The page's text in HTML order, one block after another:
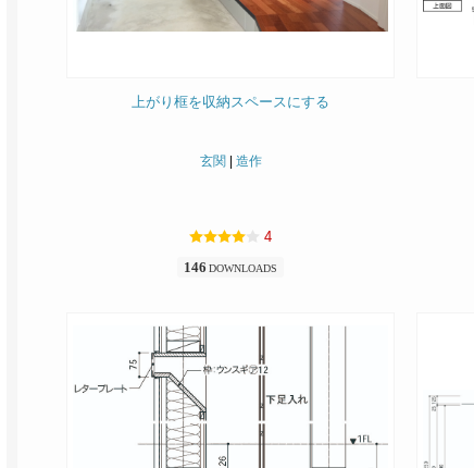
上がり框を収納スペースにする
玄関| 造作
4
146 DOWNLOADS